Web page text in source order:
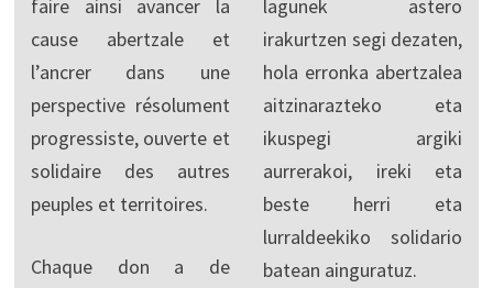
faire ainsi avancer la
cause abertzale et
l’ancrer dans une
perspective résolument
progressiste, ouverte et
solidaire des autres
peuples et territoires.
Chaque don a de
lagunek astero
irakurtzen segi dezaten,
hola erronka abertzalea
aitzinarazteko eta
ikuspegi argiki
aurrerakoi, ireki eta
beste herri eta
lurraldeekiko solidario
batean ainguratuz.